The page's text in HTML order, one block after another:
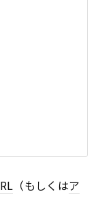
（もしくはア